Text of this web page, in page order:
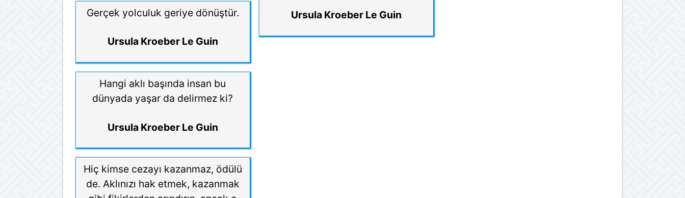
Gerçek yolculuk geriye dönüştür.
Ursula Kroeber Le Guin
Hangi aklı başında insan bu
dünyada yaşar da delirmez ki?
Ursula Kroeber Le Guin
Hiç kimse cezayı kazanmaz, ödülü
de. Aklınızı hak etmek, kazanmak
Ursula Kroeber Le Guin